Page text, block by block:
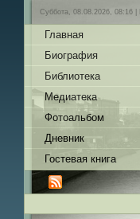
Суббота, 08.08.2026, 08:16 |
Главная
Биография
Библиотека
Медиатека
Фотоальбом
Дневник
Гостевая книга